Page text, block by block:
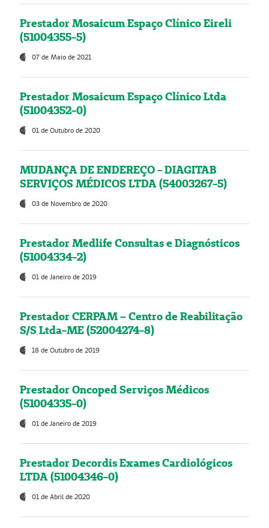
Prestador Mosaicum Espaço Clínico Eireli
(51004355-5)
07 de Maio de 2021
Prestador Mosaicum Espaço Clínico Ltda
(51004352-0)
01 de Outubro de 2020
MUDANÇA DE ENDEREÇO - DIAGITAB
SERVIÇOS MÉDICOS LTDA (54003267-5)
03 de Novembro de 2020
Prestador Medlife Consultas e Diagnósticos
(51004334-2)
01 de Janeiro de 2019
Prestador CERPAM – Centro de Reabilitação
S/S Ltda-ME (52004274-8)
18 de Outubro de 2019
Prestador Oncoped Serviços Médicos
(51004335-0)
01 de Janeiro de 2019
Prestador Decordis Exames Cardiológicos
LTDA (51004346-0)
01 de Abril de 2020